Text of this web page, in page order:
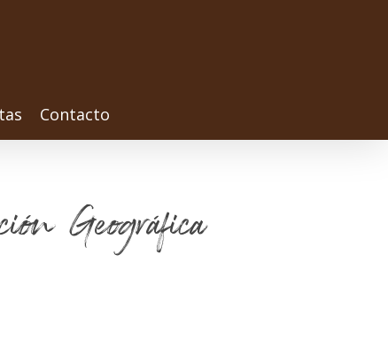
Contacto
Geográfica